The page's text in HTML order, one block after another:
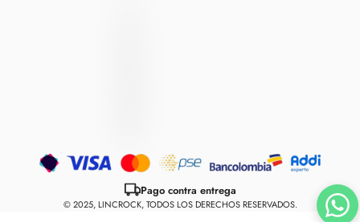
Métodos
de
Pago contra entrega
© 2025, LINCROCK, TODOS LOS DERECHOS RESERVADOS.